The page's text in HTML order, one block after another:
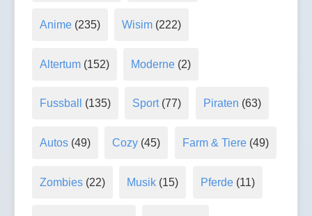
Anime(235) Wisim (222)
Altertum(152) Moderne (2)
Fussball (135) Sport(77) Piraten (63)
Autos(49) Cozy (45) Farm & Tiere(49)
Zombies(22) Musik (15) Pferde(11)